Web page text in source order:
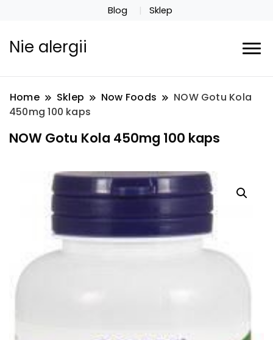
Blog Sklep
Nie alergii
Home Sklep Now Foods
NOW Gotu Kola
450mg 100 kaps
NOW Gotu Kola 450mg 100 kaps